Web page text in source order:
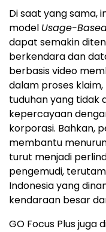
Di saat yang sama,
model Usage-
dapat semakin
berkendara dan
berbasis video
dalam proses
tuduhan yang tidak
kepercayaan
korporasi. Bahkan,
membantu
turut menjadi
pengemudi,
Indonesia yang
kendaraan besar
GO Focus Plus